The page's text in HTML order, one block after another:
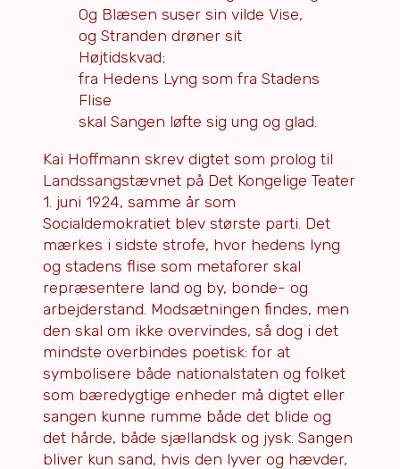
Og Blæsen suser sin vilde Vise,
og Stranden drøner sit
Højtidskvad;
fra Hedens Lyng som fra Stadens
Flise
skal Sangen løfte sig ung og glad.
Kai Hoffmann skrev digtet som prolog til
Landssangstævnet på Det Kongelige Teater
1. juni 1924, samme år som
Socialdemokratiet blev største parti. Det
mærkes i sidste strofe, hvor hedens lyng
og stadens flise som metaforer skal
repræsentere land og by, bonde- og
arbejderstand. Modsætningen findes, men
den skal om ikke overvindes, så dog i det
mindste overbindes poetisk: for at
symbolisere både nationalstaten og folket
som bæredygtige enheder må digtet eller
sangen kunne rumme både det blide og
det hårde, både sjællandsk og jysk. Sangen
bliver kun sand, hvis den lyver og hævder,